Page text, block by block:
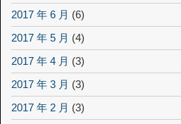
2017 年 6 月 (6)
2017 年 5 月 (4)
2017 年 4 月 (3)
2017 年 3 月 (3)
2017 年 2 月 (3)